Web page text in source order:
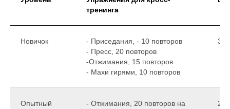
тренинга
Новичок
- Приседания, - 10 повторов
- Пресс, 20 повторов
-Отжимания, 15 повторов
- Махи гирями, 10 повторов
30
Опытный
- Отжимания, 20 повторов на
20